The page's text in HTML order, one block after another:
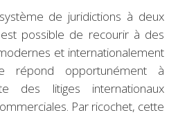
de juridictions à deux
possible de recourir à des
et internationalement
répond opportunément à
des litiges internationaux
Par ricochet, cette